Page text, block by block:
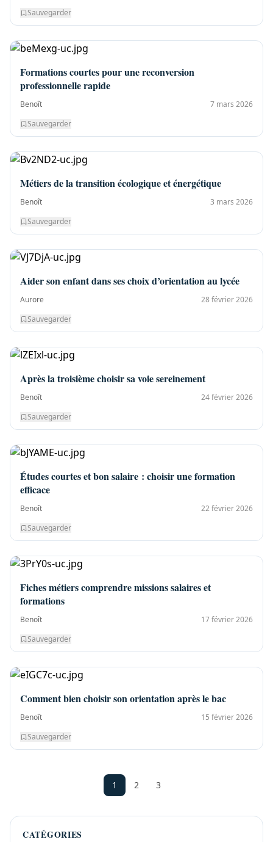
Sauvegarder
Formations courtes pour une reconversion
professionnelle rapide
Benoît
7 mars 2026
Sauvegarder
Métiers de la transition écologique et énergétique
Benoît
3 mars 2026
Sauvegarder
Aider son enfant dans ses choix d’orientation au lycée
Aurore
28 février 2026
Sauvegarder
Après la troisième choisir sa voie sereinement
Benoît
24 février 2026
Sauvegarder
Études courtes et bon salaire : choisir une formation
efficace
Benoît
22 février 2026
Sauvegarder
Fiches métiers comprendre missions salaires et
formations
Benoît
17 février 2026
Sauvegarder
Comment bien choisir son orientation après le bac
Benoît
15 février 2026
Sauvegarder
1 2 3
CATÉGORIES